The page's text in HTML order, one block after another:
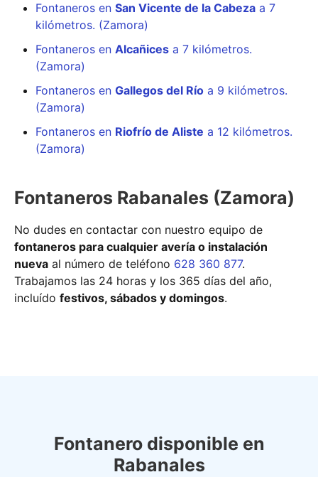
Fontaneros en San Vicente de la Cabeza a 7
kilómetros. (Zamora)
Fontaneros en Alcañices a 7 kilómetros.
(Zamora)
Fontaneros en Gallegos del Río a 9 kilómetros.
(Zamora)
Fontaneros en Riofrío de Aliste a 12 kilómetros.
(Zamora)
Fontaneros Rabanales (Zamora)
No dudes en contactar con nuestro equipo de
fontaneros para cualquier avería o instalación
nueva al número de teléfono 628 360 877.
Trabajamos las 24 horas y los 365 días del año,
incluído festivos, sábados y domingos.
Fontanero disponible en
Rabanales